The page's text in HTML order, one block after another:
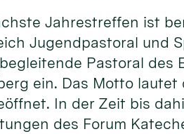
Jahrestreffen ist
Jugendpastoral und
Pastoral des
ein. Das Motto lautet
In der Zeit bis
des Forum